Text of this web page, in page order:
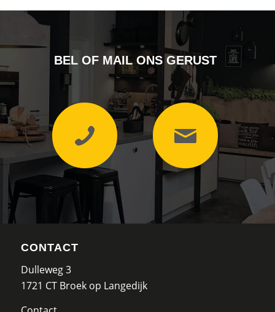
BEL OF MAIL ONS GERUST
CONTACT
Dulleweg 3
1721 CT Broek op Langedijk